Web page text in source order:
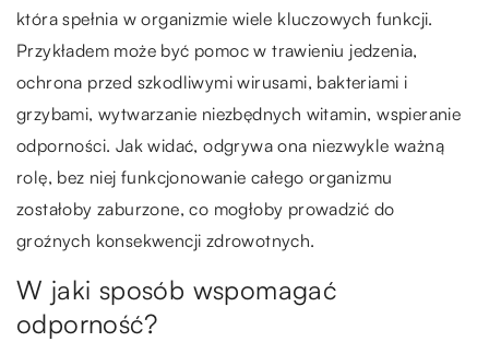
która spełnia w organizmie wiele kluczowych funkcji.
Przykładem może być pomoc w trawieniu jedzenia,
ochrona przed szkodliwymi wirusami, bakteriami i
grzybami, wytwarzanie niezbędnych witamin, wspieranie
odporności. Jak widać, odgrywa ona niezwykle ważną
rolę, bez niej funkcjonowanie całego organizmu
zostałoby zaburzone, co mogłoby prowadzić do
groźnych konsekwencji zdrowotnych.
W jaki sposób wspomagać
odporność?